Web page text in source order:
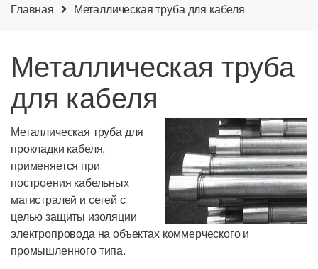
Главная Металлическая труба для кабеля
Металлическая труба
для кабеля
Металлическая труба для
прокладки кабеля,
применяется при
построения кабельных
магистралей и сетей с
целью защиты изоляции
электропровода на объектах коммерческого и
промышленного типа.